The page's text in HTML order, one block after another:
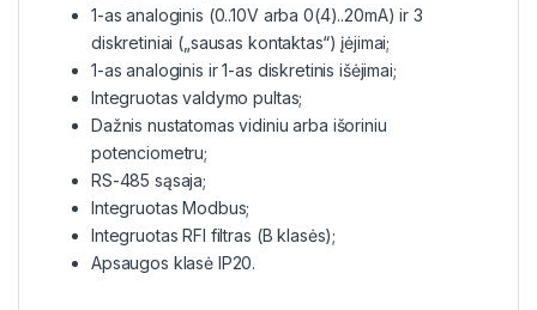
1-as analoginis (0..10V arba 0(4)..20mA) ir 3
diskretiniai („sausas kontaktas“) įėjimai;
1-as analoginis ir 1-as diskretinis išėjimai;
Integruotas valdymo pultas;
Dažnis nustatomas vidiniu arba išoriniu
potenciometru;
RS-485 sąsaja;
Integruotas Modbus;
Integruotas RFI filtras (B klasės);
Apsaugos klasė IP20.